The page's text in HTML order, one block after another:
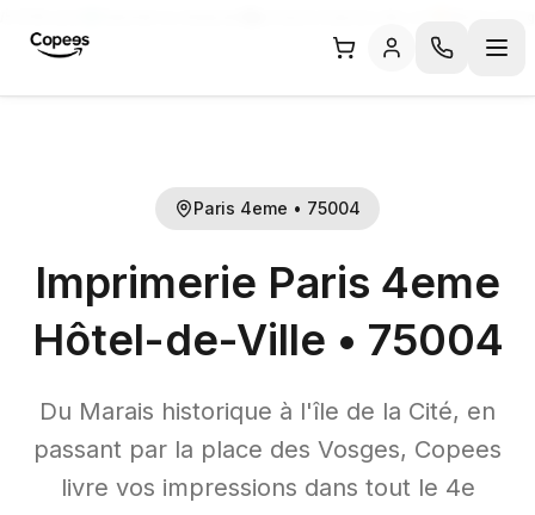
Paris 4eme • 75004
Imprimerie Paris 4eme
Hôtel-de-Ville • 75004
Du Marais historique à l'île de la Cité, en
passant par la place des Vosges, Copees
livre vos impressions dans tout le 4e